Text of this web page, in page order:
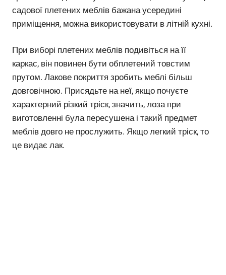
садової плетених меблів бажана усередині
приміщення, можна використовувати в літній кухні.
При виборі плетених меблів подивіться на її
каркас, він повинен бути обплетений товстим
прутом. Лакове покриття зробить меблі більш
довговічною. Присядьте на неї, якщо почуєте
характерний різкий тріск, значить, лоза при
виготовленні була пересушена і такий предмет
меблів довго не прослужить. Якщо легкий тріск, то
це видає лак.